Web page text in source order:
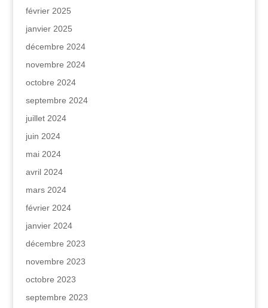
février 2025
janvier 2025
décembre 2024
novembre 2024
octobre 2024
septembre 2024
juillet 2024
juin 2024
mai 2024
avril 2024
mars 2024
février 2024
janvier 2024
décembre 2023
novembre 2023
octobre 2023
septembre 2023